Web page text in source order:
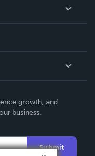
growth, and
business.
Submit